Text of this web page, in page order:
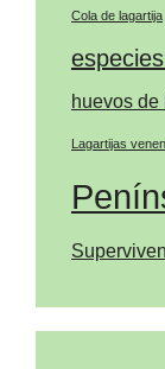
Cola de lagartija
huevos de
Lagartijas